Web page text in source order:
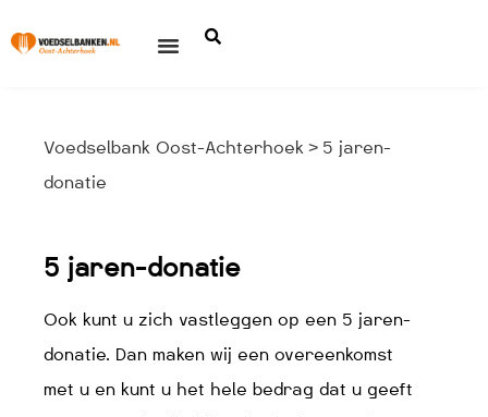
Voedselbank Oost-Achterhoek > 5 jaren-
donatie
5 jaren-donatie
Ook kunt u zich vastleggen op een 5 jaren-
donatie. Dan maken wij een overeenkomst
met u en kunt u het hele bedrag dat u geeft